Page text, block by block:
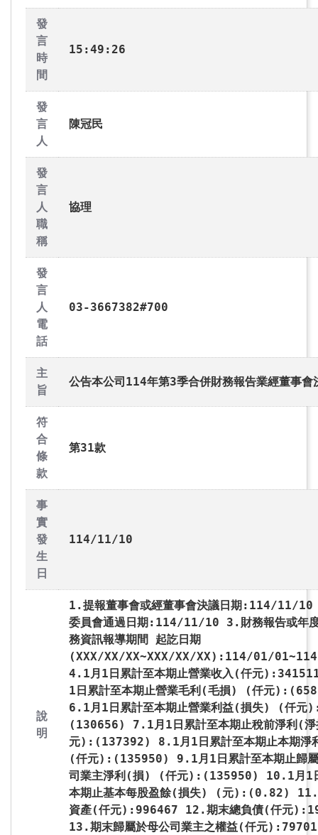
發
言
時
間
15:49:26
發
言
人
陳冠民
發
言
人
職
稱
協理
發
言
人
電
話
03-3667382#700
主
旨
公告本公司114年第3季合併財務報告業經董事會
符
合
條
款
第31款
事
實
發
生
日
114/11/10
說
明
1.提報董事會或經董事會決議日期:114/11/
委員會通過日期:114/11/10 3.財務報告或年
務資訊報導期間 起訖日期
(XXX/XX/XX~XXX/XX/XX):114/01/
4.1月1日累計至本期止營業收入(仟元
1日累計至本期止營業毛利(毛損) (仟元
6.1月1日累計至本期止營業利益(損失) (仟元
(130656) 7.1月1日累計至本期止稅前淨利(
元):(137392) 8.1月1日累計至本期止本期淨
(仟元):(135950) 9.1月1日累計至本期止歸屬
司業主淨利(損) (仟元):(135950) 10.1月1
本期止基本每股盈餘(損失) (元):(0.82) 11.
資產(仟元):996467 12.期末總負債(仟元
13.期末歸屬於母公司業主之權益(仟元